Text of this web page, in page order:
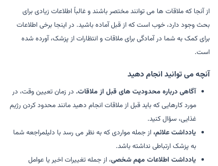
از آنجا که ملاقات ها می توانند مختصر باشند و غالباً اطلاعات زیادی برای
بحث وجود دارد، خوب است که از قبل آماده باشید. در اینجا برخی اطلاعات
برای کمک به شما در آمادگی برای ملاقات و انتظارات از پزشک، آورده شده
است.
آنچه می توانید انجام دهید
آگاهی درباره محدودیت های قبل از ملاقات. در زمان تعیین وقت، در
مورد کارهایی که باید قبل از ملاقات انجام دهید مانند محدود کردن رژیم
غذایی، سؤال کنید.
یادداشت علائم،از جمله مواردی که به نظر می رسد با دلیلمراجعه شما
به پزشک ارتباطی نداشته باشد.
یادداشت اطلاعات مهم شخصی، از جمله تغییرات اخیر یا عوامل